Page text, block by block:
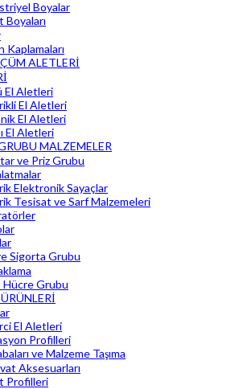
Boyalar
Boyaları
Kaplamaları
ALETLERİ
El Aletleri
El Aletleri
El Aletleri
El Aletleri
MALZEMELER
ve Priz Grubu
Elektronik Sayaçlar
Tesisat ve Sarf Malzemeleri
Sigorta Grubu
Hücre Grubu
El Aletleri
Profilleri
ve Malzeme Taşıma
Aksesuarları
Profilleri